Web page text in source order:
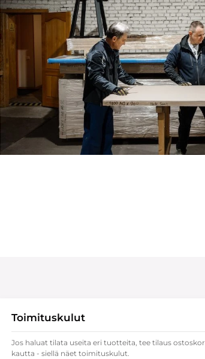
Toimituskulut
Jos haluat tilata useita eri tuotteita, tee tilaus
kautta - siellä näet toimituskulut.